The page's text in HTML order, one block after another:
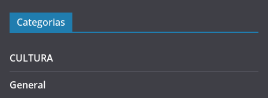
Categorias
CULTURA
General